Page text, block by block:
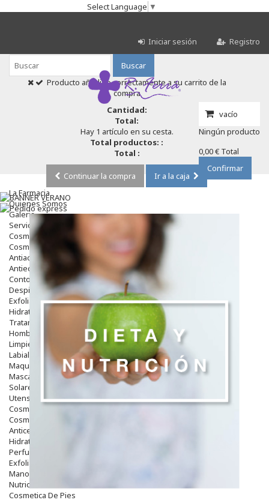
Select Language ▼
Iniciar sesión Registro
Buscar
vacío
Ningún producto
0,00 € Total
Confirmar
Producto añadido correctamente a su carrito de la
compra
Cantidad:
Total:
Hay 1 artículo en su cesta.
Total productos: :
Total :
Continuar la compra
Ir a la caja
La Farmacia
Quienes Somos
Galeria
Servicios
Cosmética
Cosmética Facial
Antiacné
Antiedad
Contorno De Ojos
Despigmentantes
Exfoliantes
Hidratantes
Tratamientos De Noche
Hombre
Limpieza
Labiales
Maquillajes Y Color
Mascarillas
Solares
Utensilios
Cosmética Capilar
Cosmética Corporal
Anticelulíticos
Hidratantes Corporales
Perfumes Y Colonias
Exfoliantes Corporales
Manos Y Uñas
Nutricosmética
Cosmetica De Pies